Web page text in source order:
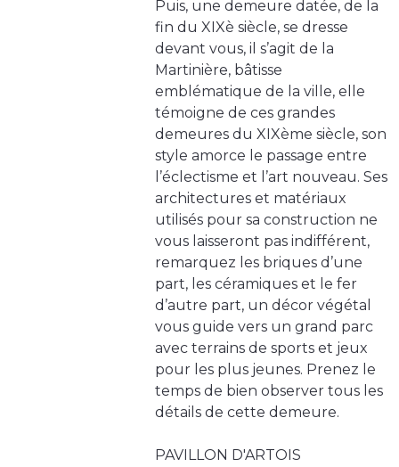
Puis, une demeure datée, de la
fin du XIXè siècle, se dresse
devant vous, il s’agit de la
Martinière, bâtisse
emblématique de la ville, elle
témoigne de ces grandes
demeures du XIXème siècle, son
style amorce le passage entre
l’éclectisme et l’art nouveau. Ses
architectures et matériaux
utilisés pour sa construction ne
vous laisseront pas indifférent,
remarquez les briques d’une
part, les céramiques et le fer
d’autre part, un décor végétal
vous guide vers un grand parc
avec terrains de sports et jeux
pour les plus jeunes. Prenez le
temps de bien observer tous les
détails de cette demeure.
PAVILLON D'ARTOIS